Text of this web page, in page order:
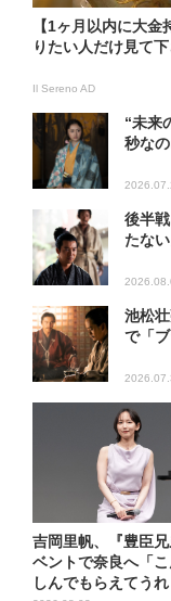
【1ヶ月以内に大金
りたい人だけ見て下
Il Sereno AD
“未来
秒な
後半
たな
池松
で「
吉岡里帆、『豊臣
ベントで奈良へ「
しんでもらえてうれ